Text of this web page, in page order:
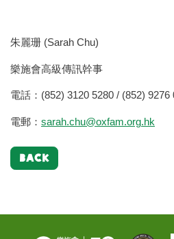
朱麗珊 (Sarah Chu)
樂施會高級傳訊幹事
電話：(852) 3120 5280 / (852) 9276
電郵： sarah.chu@oxfam.org.hk
BACK